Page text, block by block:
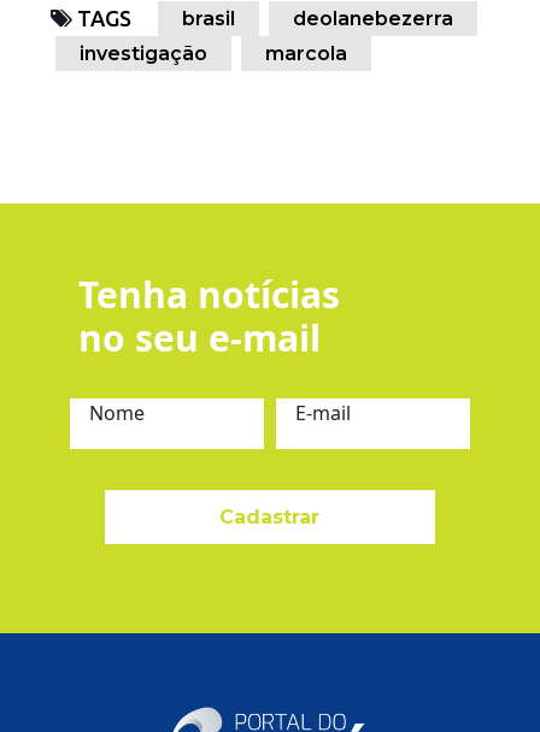
TAGS brasil
deolanebezerra
investigação
marcola
Tenha notícias
no seu e-mail
Nome E-mail
Cadastrar